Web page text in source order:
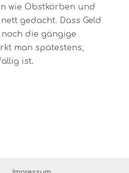
wie Obstkörben und
gedacht. Dass Geld
die gängige
man spätestens,
ist.